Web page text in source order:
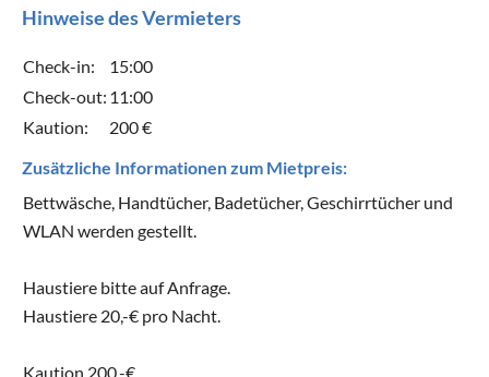
Hinweise des Vermieters
Check-in:
15:00
Check-out: 11:00
Kaution:
200 €
Zusätzliche Informationen zum Mietpreis:
Bettwäsche, Handtücher, Badetücher, Geschirrtücher und
WLAN werden gestellt.
Haustiere bitte auf Anfrage.
Haustiere 20,-€ pro Nacht.
Kaution 200,-€.